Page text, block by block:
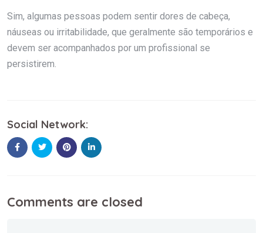
Sim, algumas pessoas podem sentir dores de cabeça,
náuseas ou irritabilidade, que geralmente são temporários e
devem ser acompanhados por um profissional se
persistirem.
Social Network:
Comments are closed